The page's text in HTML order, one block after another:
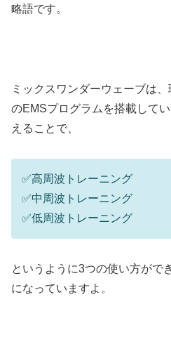
略語です。
ミックスワンダーウェーブは
のEMSプログラムを搭載して
えることで、
✅高周波トレーニング
✅中周波トレーニング
✅低周波トレーニング
というように3つの使い方がで
になっていますよ。